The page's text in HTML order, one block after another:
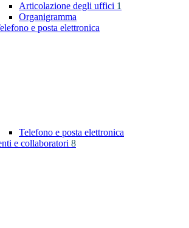
Articolazione degli uffici 1
Organigramma
e posta elettronica
Telefono e posta elettronica
e collaboratori 8